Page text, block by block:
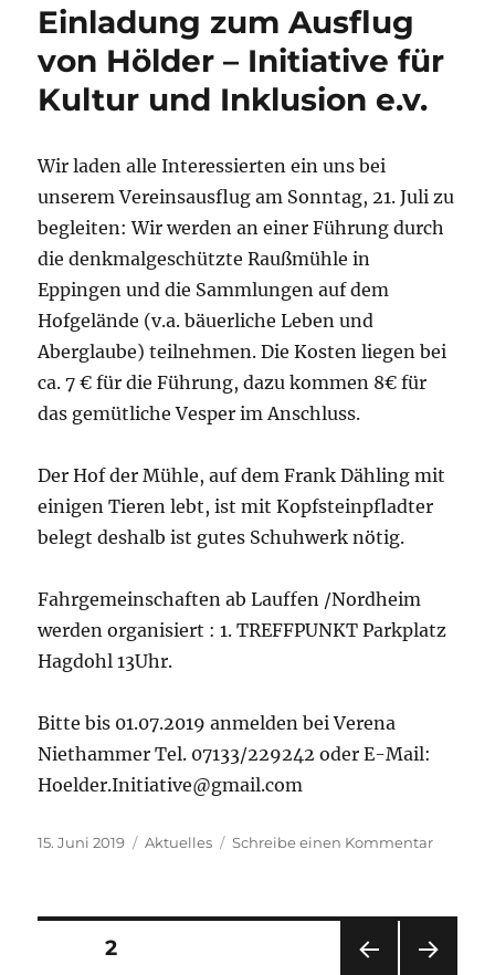
Einladung zum Ausflug
von Hölder – Initiative für
Kultur und Inklusion e.v.
Wir laden alle Interessierten ein uns bei
unserem Vereinsausflug am Sonntag, 21. Juli zu
begleiten: Wir werden an einer Führung durch
die denkmalgeschützte Raußmühle in
Eppingen und die Sammlungen auf dem
Hofgelände (v.a. bäuerliche Leben und
Aberglaube) teilnehmen. Die Kosten liegen bei
ca. 7 € für die Führung, dazu kommen 8€ für
das gemütliche Vesper im Anschluss.
Der Hof der Mühle, auf dem Frank Dähling mit
einigen Tieren lebt, ist mit Kopfsteinpfladter
belegt deshalb ist gutes Schuhwerk nötig.
Fahrgemeinschaften ab Lauffen /Nordheim
werden organisiert : 1. TREFFPUNKT Parkplatz
Hagdohl 13Uhr.
Bitte bis 01.07.2019 anmelden bei Verena
Niethammer Tel. 07133/229242 oder E-Mail:
Hoelder.Initiative@gmail.com
Veröffentlicht
15. Juni 2019 Kategorien
Aktuelles Schreibe einen Kommentarzu
Hölder
Seitennummerierung
SEITE2